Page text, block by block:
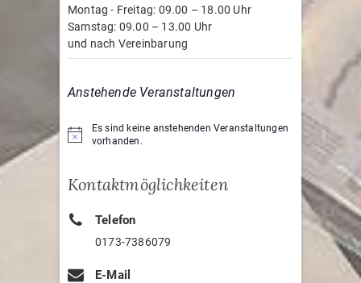
Montag - Freitag: 09.00 – 18.00 Uhr
Samstag: 09.00 – 13.00 Uhr
und nach Vereinbarung
Anstehende Veranstaltungen
H
w
e
s
Es sind keine anstehenden Veranstaltungen
vorhanden.
Kontaktmöglichkeiten
Telefon
0173-7386079
E-Mail